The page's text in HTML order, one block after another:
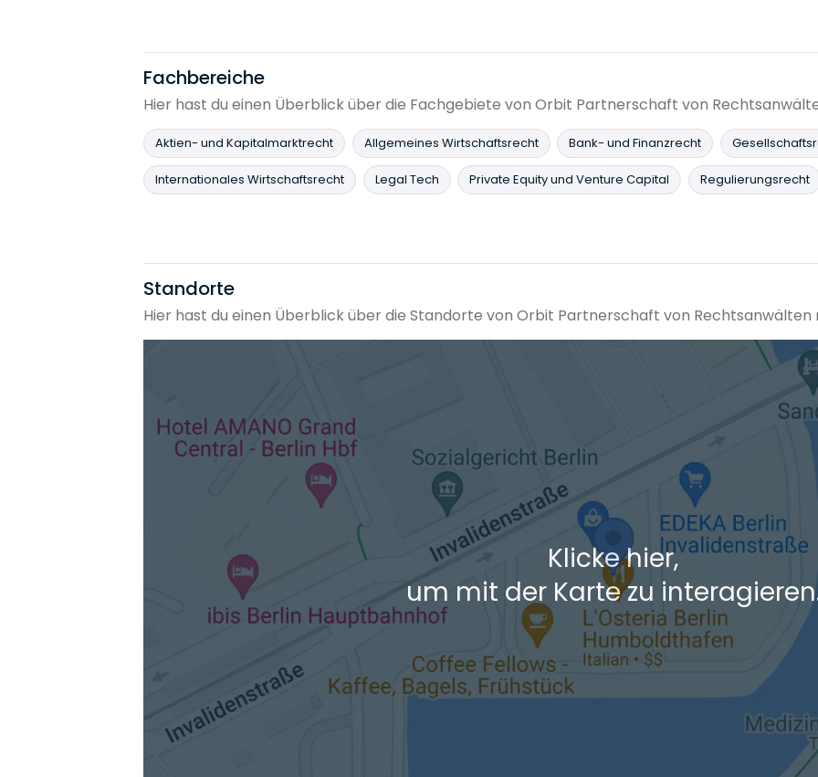
Fachbereiche
Hier hast du einen Überblick über die Fachgebiete von Orbit Partnerschaft von
Aktien- und Kapitalmarktrecht Allgemeines Wirtschaftsrecht Bank- und Finanzrecht
Internationales Wirtschaftsrecht Legal Tech Private Equity und Venture Capital Regulierungsrecht
Standorte
Hier hast du einen Überblick über die Standorte von Orbit Partnerschaft von Rechtsanwälten
Klicke hier,
um mit der Karte zu